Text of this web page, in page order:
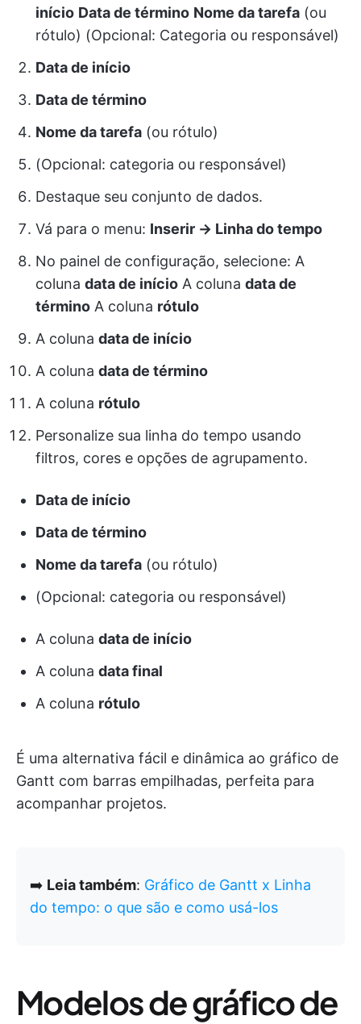
início Data de término Nome da tarefa (ou
rótulo) (Opcional: Categoria ou responsável)
Data de início
Data de término
Nome da tarefa (ou rótulo)
(Opcional: categoria ou responsável)
Destaque seu conjunto de dados.
Vá para o menu: Inserir → Linha do tempo
No painel de configuração, selecione: A
coluna data de início A coluna data de
término A coluna rótulo
A coluna data de início
A coluna data de término
A coluna rótulo
Personalize sua linha do tempo usando
filtros, cores e opções de agrupamento.
Data de início
Data de término
Nome da tarefa (ou rótulo)
(Opcional: categoria ou responsável)
A coluna data de início
A coluna data final
A coluna rótulo
É uma alternativa fácil e dinâmica ao gráfico de
Gantt com barras empilhadas, perfeita para
acompanhar projetos.
➡️ Leia também: Gráfico de Gantt x Linha
do tempo: o que são e como usá-los
Modelos de gráfico de